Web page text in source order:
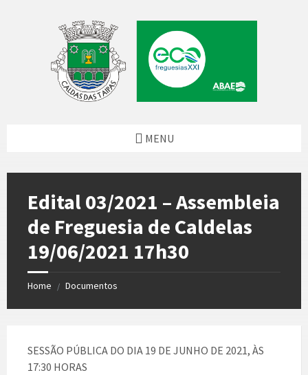
MENU
Edital 03/2021 – Assembleia
de Freguesia de Caldelas
19/06/2021 17h30
Home / Documentos
SESSÃO PÚBLICA DO DIA 19 DE JUNHO DE 2021, ÀS
17:30 HORAS